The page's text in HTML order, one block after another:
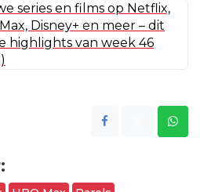
series en films op Netflix,
Disney+ en meer – dit
highlights van week 46